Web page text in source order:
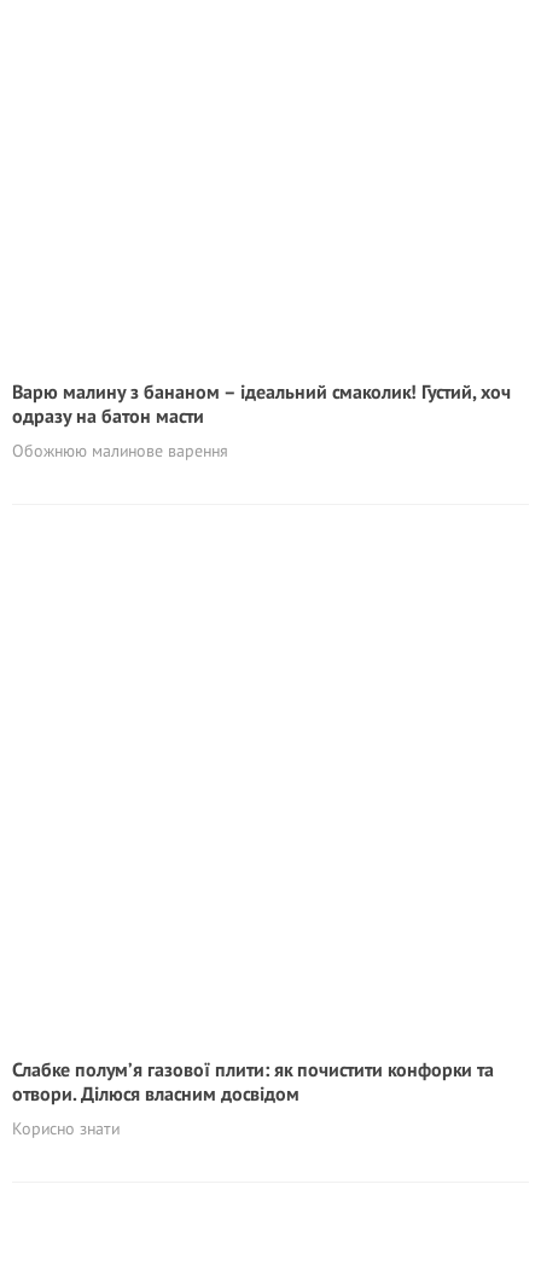
Варю малину з бананом – ідеальний смаколик! Густий, хоч
одразу на батон масти
Обожнюю малинове варення
Слабке полум’я газової плити: як почистити конфорки та
отвори. Ділюся власним досвідом
Корисно знати